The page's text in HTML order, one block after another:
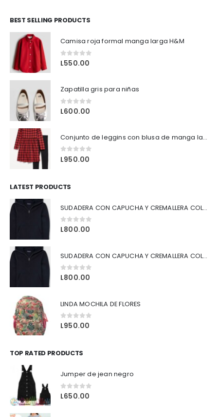
múltiples variantes. Las opciones se pueden elegir en la página de producto
BEST SELLING PRODUCTS
Camisa roja formal manga larga H&M
0out of 5
L550.00
Zapatilla gris para niñas
0out of 5
L600.00
Conjunto de leggins con blusa de manga larga Marca old navy
0out of 5
L950.00
LATEST PRODUCTS
SUDADERA CON CAPUCHA Y CREMALLERA COLOR AZUL
0out of 5
L800.00
SUDADERA CON CAPUCHA Y CREMALLERA COLOR NEGRO
0out of 5
L800.00
LINDA MOCHILA DE FLORES
0out of 5
L950.00
TOP RATED PRODUCTS
Jumper de jean negro
0out of 5
L650.00